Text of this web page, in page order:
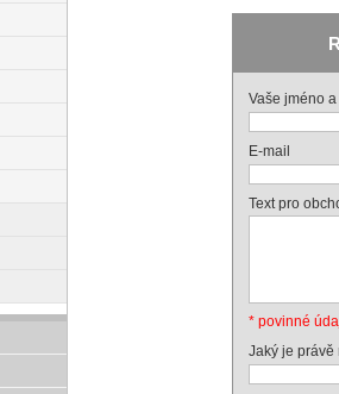
Vaše jméno
E-mail
Text pro
* povinné
Jaký je právě